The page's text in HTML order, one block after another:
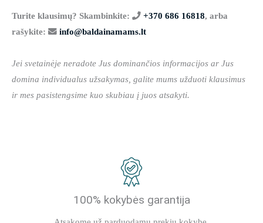
Turite klausimų? Skambinkite: +370 686 16818, arba
rašykite:
info@baldainamams.lt
Jei svetainėje neradote Jus dominančios informacijos ar Jus
domina individualus užsakymas, galite mums užduoti klausimus
ir mes pasistengsime kuo skubiau į juos atsakyti.
100% kokybės garantija